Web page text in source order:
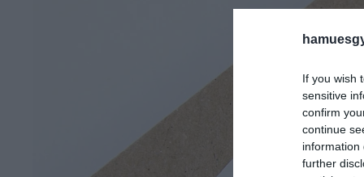
If you wish
sensitive
confirm
continue
information
further